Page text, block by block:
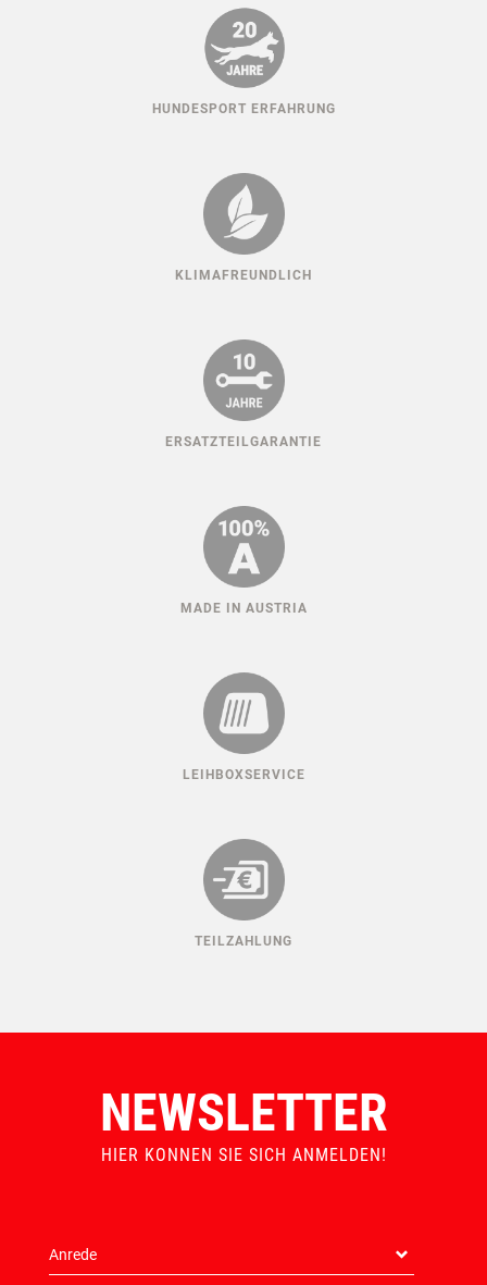
HUNDESPORT ERFAHRUNG
KLIMAFREUNDLICH
ERSATZTEILGARANTIE
MADE IN AUSTRIA
LEIHBOXSERVICE
TEILZAHLUNG
NEWSLETTER
HIER KONNEN SIE SICH ANMELDEN!